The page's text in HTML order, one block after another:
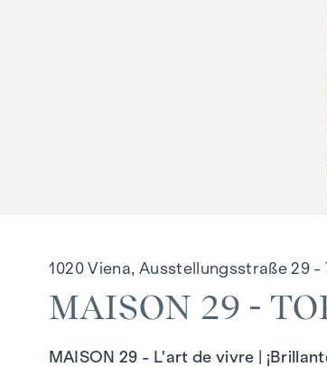
1020 Viena, Ausstellungsstraße 29 -
MAISON 29 -
MAISON 29 - L'art de vivre |